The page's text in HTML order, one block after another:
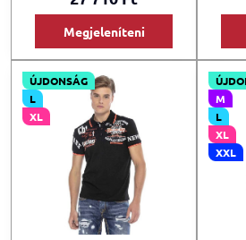
Megjeleníteni
ÚJDONSÁG
L
XL
M
L
XL
XXL